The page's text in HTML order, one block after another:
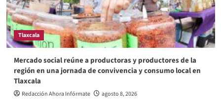
Tlaxcala
Mercado social reúne a productoras y productores de la
región en una jornada de convivencia y consumo local en
Tlaxcala
Redacción Ahora Infórmate agosto 8, 2026